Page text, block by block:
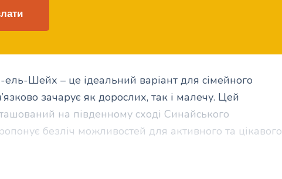
Шейх – це ідеальний варіант для сімейного
зачарує як дорослих, так і малечу. Цей
на південному сході Синайського
безліч можливостей для активного та цікавого